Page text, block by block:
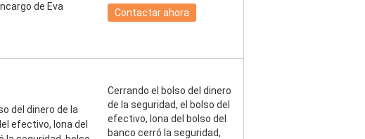
cremallera del pvc, bolso de
Contactar ahora
Cerrando el bolso del dinero
de la seguridad, el bolso del
efectivo, lona del bolso del
banco cerró la seguridad,